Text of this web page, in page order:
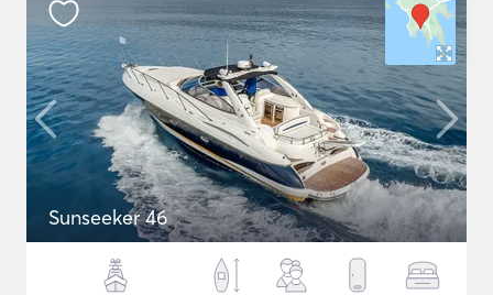
Sunseeker 46